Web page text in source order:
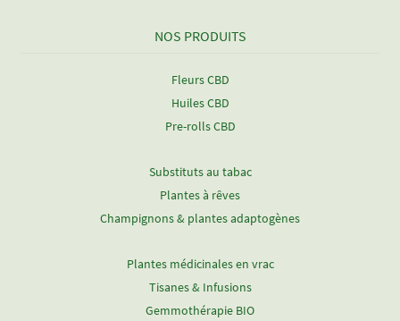
NOS PRODUITS
Fleurs CBD
Huiles CBD
Pre-rolls CBD
Substituts au tabac
Plantes à rêves
Champignons & plantes adaptogènes
Plantes médicinales en vrac
Tisanes & Infusions
Gemmothérapie BIO